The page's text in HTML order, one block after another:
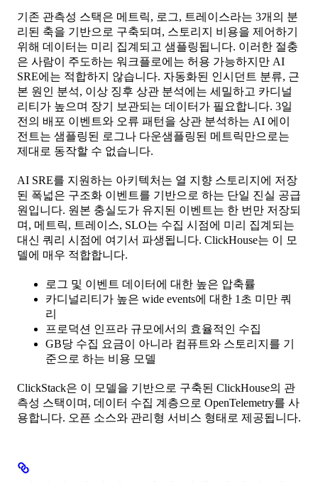
기존 관측성 스택은 메트릭, 로그, 트레이스라는 3개의 분
리된 축을 기반으로 구축되며, 스토리지 비용을 제어하기
위해 데이터는 미리 집계되고 샘플링됩니다. 이러한 절충
은 사람이 주도하는 워크플로에는 허용 가능하지만 AI
SRE에는 적합하지 않습니다. 자동화된 인시던트 분류, 근
본 원인 분석, 이상 징후 상관 분석에는 세밀하고 카디널
리티가 높으며 장기 보관되는 데이터가 필요합니다. 3일
전의 배포 이벤트와 오류 패턴을 상관 분석하는 AI 에이
전트는 샘플링된 로그나 다운샘플링된 메트릭만으로는
제대로 동작할 수 없습니다.
AI SRE를 지원하는 아키텍처는 열 지향 스토리지에 저장
된 폭넓은 구조화 이벤트를 기반으로 하는 단일 진실 공급
원입니다. 원본 충실도가 유지된 이벤트는 한 번만 저장되
며, 메트릭, 트레이스, SLO는 수집 시점에 미리 집계되는
대신 쿼리 시점에 여기서 파생됩니다. ClickHouse는 이 모
델에 매우 적합합니다.
로그 및 이벤트 데이터에 대한 높은 압축률
카디널리티가 높은 wide events에 대한 1초 미만 쿼
리
프로덕션 인프라 규모에서의 효율적인 수집
GB당 수집 요금이 아니라 컴퓨트와 스토리지를 기
준으로 하는 비용 모델
ClickStack은 이 모델을 기반으로 구축된 ClickHouse의 관
측성 스택이며, 데이터 수집 계층으로 OpenTelemetry를 사
용합니다. 오픈 소스와 관리형 서비스 형태로 제공됩니다.